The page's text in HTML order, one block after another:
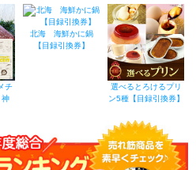
チ
神
北海 海鮮かに鍋
【目録引換券】
選べるとろけるプリ
ン5種【目録引換券】